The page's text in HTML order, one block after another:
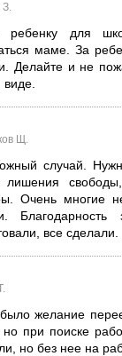
З.
ребенку для
маме. За
Делайте и не
Щ.
случай.
лишения
Очень многие
все
желание
но при поиске
но без нее на